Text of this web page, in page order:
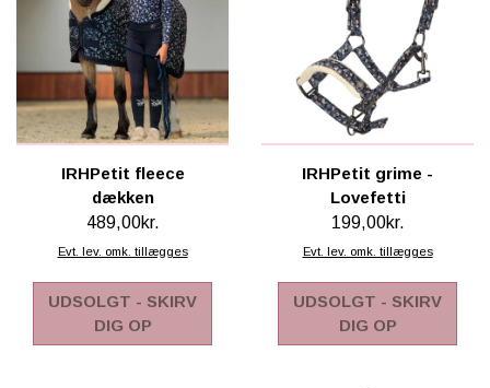
IRHPetit fleece
dækken
489,00kr.
Evt. lev. omk. tillægges
UDSOLGT - SKIRV
DIG OP
IRHPetit grime -
Lovefetti
199,00kr.
Evt. lev. omk. tillægges
UDSOLGT - SKIRV
DIG OP